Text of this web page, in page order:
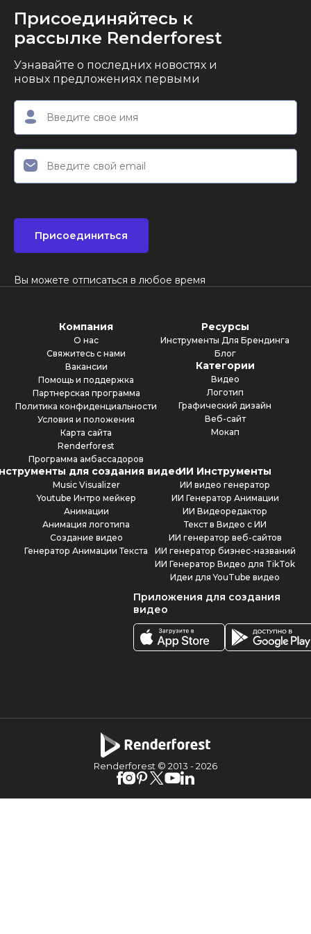
Присоединяйтесь к
рассылке Renderforest
Узнавайте о последних новостях и
новых предложениях первыми
Присоединиться
Вы можете отписаться в любое время
Компания
О нас
Свяжитесь с нами
Вакансии
Помощь и поддержка
Партнерская программа
Политика конфиденциальности
Условия и положения
Карта сайта
Renderforest
Программа амбассадоров
Ресурсы
Инструменты Для Брендинга
Блог
Категории
Видео
Логотип
Графический дизайн
Веб-сайт
Мокап
для создания видео
Music Visualizer
Youtube Интро мейкер
Анимации
Анимация логотипа
Создание видео
Генератор Анимации Текста
ИИ Инструменты
ИИ видео генератор
ИИ Генератор Анимации
ИИ Видеоредактор
Текст в Видео с ИИ
ИИ генератор веб-сайтов
ИИ генератор бизнес-названий
ИИ Генератор Видео для TikTok
Идеи для YouTube видео
Приложения для создания
видео
Renderforest © 2013 -2026